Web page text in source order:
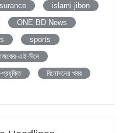
islami jibon
ONE BD News
sports
এই-দিনে
বিনোদনের খবর